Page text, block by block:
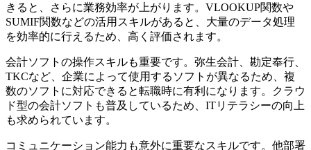
きると、さらに業務効率が上がります。VLOOKUP関数や
SUMIF関数などの活用スキルがあると、大量のデータ処理
を効率的に行えるため、高く評価されます。
会計ソフトの操作スキルも重要です。弥生会計、勘定奉行、
TKCなど、企業によって使用するソフトが異なるため、複
数のソフトに対応できると転職時に有利になります。クラウ
ド型の会計ソフトも普及しているため、ITリテラシーの向上
も求められています。
コミュニケーション能力も意外に重要なスキルです。他部署